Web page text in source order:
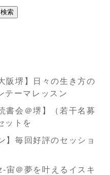
阪堺】日々の生き方の
テーマレッスン
書会＠堺】（若干名募
ットを
】毎回好評のセッショ
＠夢を叶えるイスキ